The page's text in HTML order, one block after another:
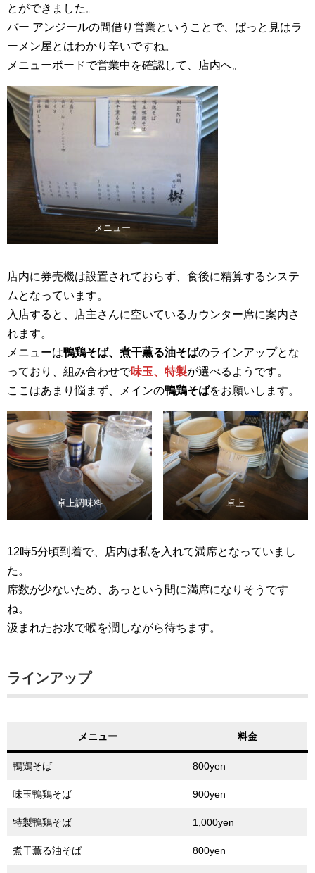
とができました。
バー アンジールの間借り営業ということで、ぱっと見はラ
ーメン屋とはわかり辛いですね。
メニューボードで営業中を確認して、店内へ。
メニュー
店内に券売機は設置されておらず、食後に精算するシステ
ムとなっています。
入店すると、店主さんに空いているカウンター席に案内さ
れます。
メニューは鴨鶏そば、煮干薫る油そばのラインアップとな
っており、組み合わせで味玉、特製が選べるようです。
ここはあまり悩まず、メインの鴨鶏そばをお願いします。
卓上調味料 卓上
12時5分頃到着で、店内は私を入れて満席となっていまし
た。
席数が少ないため、あっという間に満席になりそうです
ね。
汲まれたお水で喉を潤しながら待ちます。
ラインアップ
メニュー 料金
鴨鶏そば 800yen
味玉鴨鶏そば 900yen
特製鴨鶏そば 1,000yen
煮干薫る油そば 800yen